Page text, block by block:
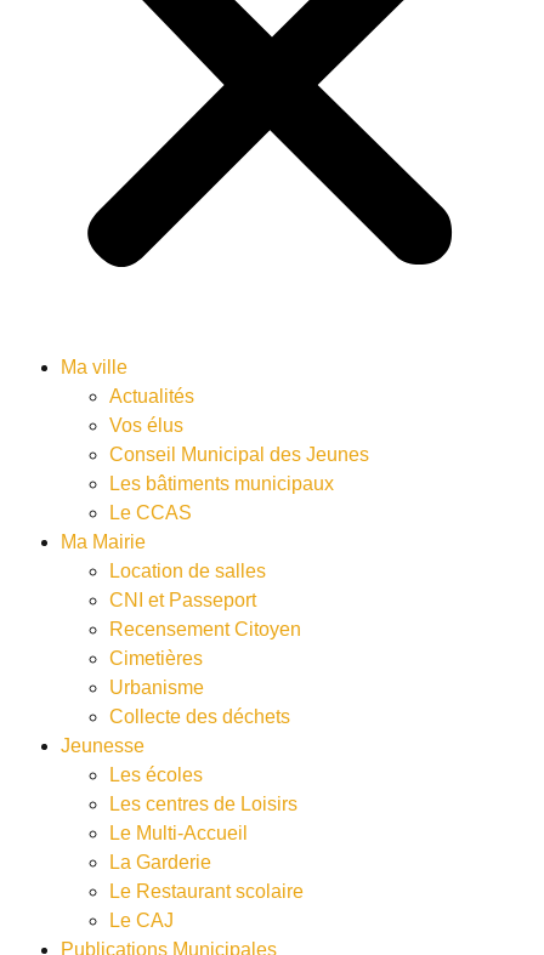
Ma ville
Actualités
Vos élus
Conseil Municipal des Jeunes
Les bâtiments municipaux
Le CCAS
Ma Mairie
Location de salles
CNI et Passeport
Recensement Citoyen
Cimetières
Urbanisme
Collecte des déchets
Jeunesse
Les écoles
Les centres de Loisirs
Le Multi-Accueil
La Garderie
Le Restaurant scolaire
Le CAJ
Publications Municipales